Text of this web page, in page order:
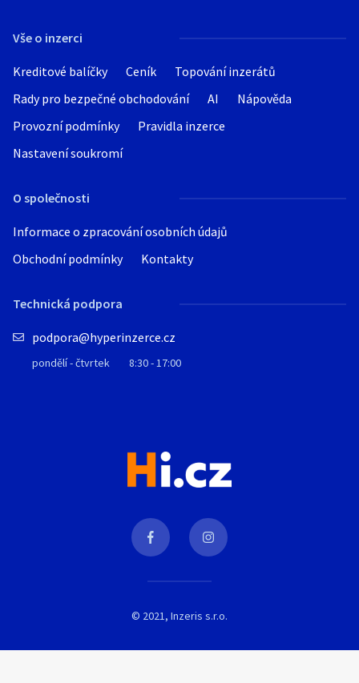
Vše o inzerci
Kreditové balíčky Ceník
Topování inzerátů
Rady pro bezpečné obchodování
AI
Nápověda
Provozní podmínky
Pravidla inzerce
Nastavení soukromí
O společnosti
Informace o zpracování osobních údajů
Obchodní podmínky
Kontakty
Technická podpora
podpora@hyperinzerce.cz
pondělí - čtvrtek 8:30 - 17:00
© 2021, Inzeris s.r.o.